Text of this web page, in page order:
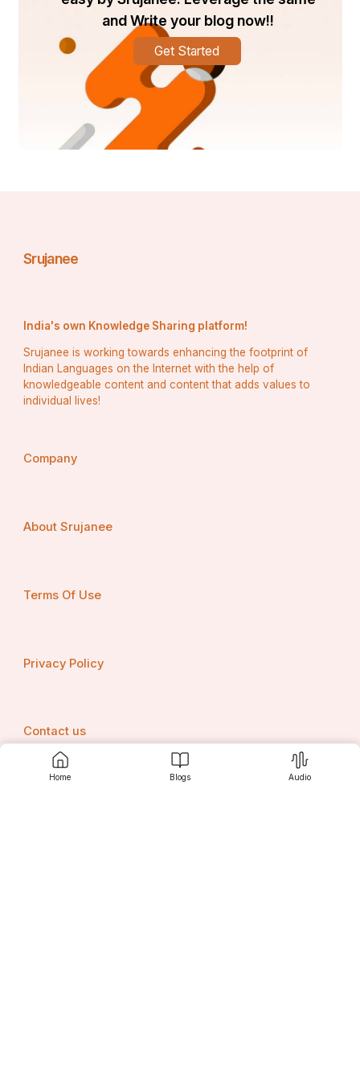
Home Blogs Audio
ଅଧ୍ୟାତ୍ମିକ, ଭକ୍ତିମୟ, ରାଷ୍ଟ୍ରୀୟ, ରୋମାଣ୍ଟିକ ଏବଂ ବିପ୍ଲବୀ
କବିତାଗୁଡ଼ିକ ଓଡ଼ିଆ ସାହିତ୍ୟକୁ ଅମର କରିଛି।
କବି ଏବଂ କବିତା ସମାଜ ଓ ସଂସ୍କୃତିର ଅଭିନ୍ନ ଅଂଶ। କବିତା ହୃଦୟର
ଅନ୍ତର୍ଦୃଷ୍ଟି ଏବଂ ଭାବନାର ଅଭିବ୍ୟକ୍ତି ହୋଇ ମନୁଷ୍ୟ ଜୀବନକୁ
ଆଲୋକିତ କରିଥାଏ। କବିତା କେବଳ ଏକ ସାହିତ୍ୟିକ ରଚନା ନୁହେଁ,
ବରଂ ଏହା ଏକ ଶକ୍ତିଶାଳୀ ମାଧ୍ୟମ, ଯାହା ଦ୍ୱାରା ଆମେ ଭାବନାକୁ
ଅଭିବ୍ୟକ୍ତ କରିପାରିବା ଏବଂ ଅନ୍ୟମାନଙ୍କୁ ପ୍ରଭାବିତ
and Write your blog now!!
Get Started
Srujanee
India's own Knowledge Sharing platform!
Srujanee is working towards enhancing the footprint of
Indian Languages on the Internet with the help of
knowledgeable content and content that adds values to
individual lives!
Company
About Srujanee
Terms Of Use
Privacy Policy
Contact us